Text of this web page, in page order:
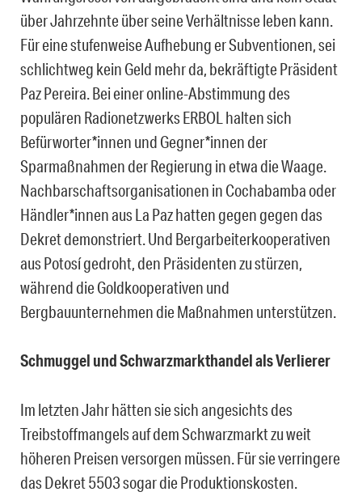
über Jahrzehnte über seine Verhältnisse leben kann.
Für eine stufenweise Aufhebung er Subventionen, sei
schlichtweg kein Geld mehr da, bekräftigte Präsident
Paz Pereira. Bei einer online-Abstimmung des
populären Radionetzwerks ERBOL halten sich
Befürworter*innen und Gegner*innen der
Sparmaßnahmen der Regierung in etwa die Waage.
Nachbarschaftsorganisationen in Cochabamba oder
Händler*innen aus La Paz hatten gegen gegen das
Dekret demonstriert. Und Bergarbeiterkooperativen
aus Potosí gedroht, den Präsidenten zu stürzen,
während die Goldkooperativen und
Bergbauunternehmen die Maßnahmen unterstützen.
Schmuggel und Schwarzmarkthandel als Verlierer
Im letzten Jahr hätten sie sich angesichts des
Treibstoffmangels auf dem Schwarzmarkt zu weit
höheren Preisen versorgen müssen. Für sie verringere
das Dekret 5503 sogar die Produktionskosten.